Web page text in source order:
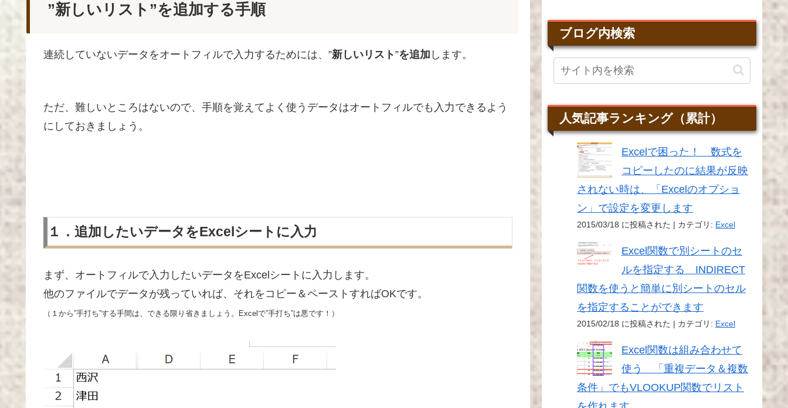
”新しいリスト”を追加する手順
連続していないデータをオートフィルで入力するためには、”新しいリスト”を追加 します。
ただ、難しいところはないので、手順を覚えてよく使うデータはオートフィルでも入力できるよう
にしておきましょう。
１．追加したいデータをExcelシートに入力
まず、オートフィルで入力したいデータをExcelシートに入力します。
他のファイルでデータが残っていれば、それをコピー＆ペーストすればOKです。
（１から”手打ち”する手間は、できる限り省きましょう。Excelで”手打ち”は悪です！）
ブログ内検索
人気記事ランキング（累計）
Excelで困った！ 数式を
コピーしたのに結果が反映
されない時は、「Excelのオプショ
ン」で設定を変更します
2015/03/18 に投稿された | カテゴリ: Excel
Excel関数で別シートのセ
ルを指定する INDIRECT
関数を使うと簡単に別シートのセル
を指定することができます
2015/02/18 に投稿された | カテゴリ: Excel
Excel関数は組み合わせて
使う 「重複データ＆複数
条件」でもVLOOKUP関数でリスト